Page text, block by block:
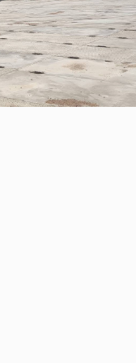
Нажимая на кнопку «Отправить», вы
данных